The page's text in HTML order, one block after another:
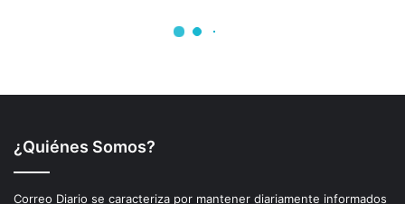
¿Quiénes Somos?
Correo Diario se caracteriza por mantener diariamente informados